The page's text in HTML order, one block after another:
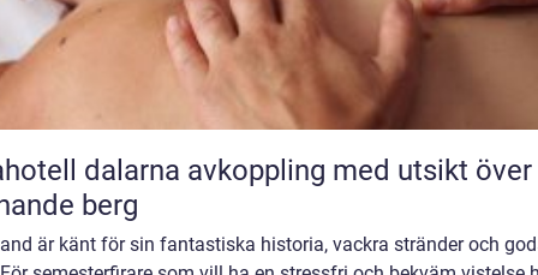
avkoppling med utsikt över
berg
är känt för sin fantastiska historia, vackra stränder och